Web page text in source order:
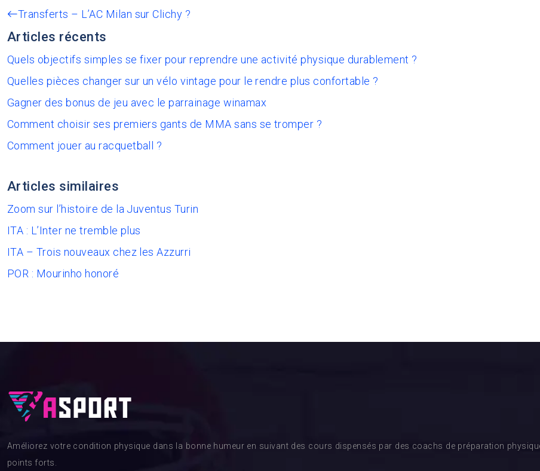
Transferts – L’AC Milan sur Clichy ?
Articles récents
Quels objectifs simples se fixer pour reprendre une activité physique durablement ?
Quelles pièces changer sur un vélo vintage pour le rendre plus confortable ?
Gagner des bonus de jeu avec le parrainage winamax
Comment choisir ses premiers gants de MMA sans se tromper ?
Comment jouer au racquetball ?
Articles similaires
Zoom sur l’histoire de la Juventus Turin
ITA : L’Inter ne tremble plus
ITA – Trois nouveaux chez les Azzurri
POR : Mourinho honoré
Améliorez votre condition physique dans la bonne humeur en suivant des cours dispensés par des coachs de préparation
points forts.